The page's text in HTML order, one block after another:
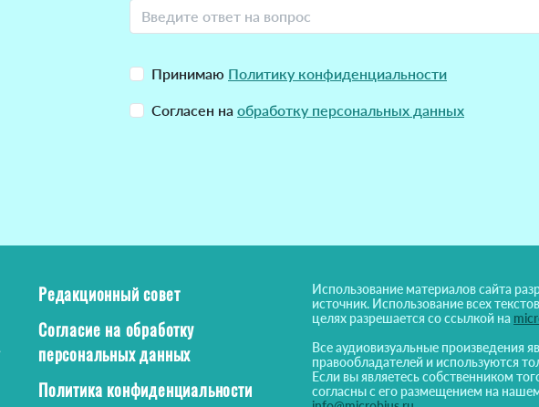
Принимаю Политику конфиденциальности
Согласен на обработку персональных данных
Редакционный совет
Согласие на обработку
персональных данных
Политика конфиденциальности
Использование материалов сайта
источник. Использование всех
целях разрешается со ссылкой на
Все аудиовизуальные произведения
правообладателей и используются
Если вы являетесь собственником
согласны с его размещением на